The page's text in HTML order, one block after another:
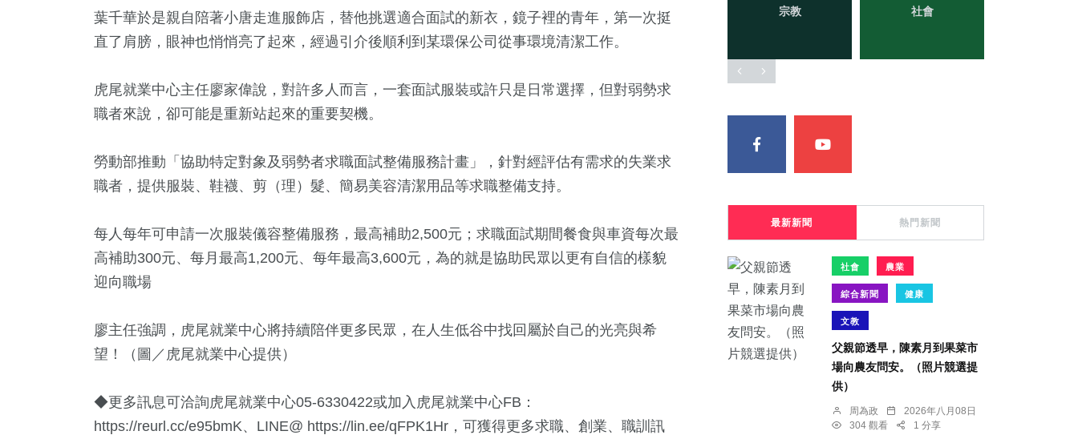
葉千華於是親自陪著小唐走進服飾店，替他挑選適合面試的新衣，鏡子裡的青年，第一次挺
直了肩膀，眼神也悄悄亮了起來，經過引介後順利到某環保公司從事環境清潔工作。
虎尾就業中心主任廖家偉說，對許多人而言，一套面試服裝或許只是日常選擇，但對弱勢求
職者來說，卻可能是重新站起來的重要契機。
勞動部推動「協助特定對象及弱勢者求職面試整備服務計畫」，針對經評估有需求的失業求
職者，提供服裝、鞋襪、剪（理）髮、簡易美容清潔用品等求職整備支持。
每人每年可申請一次服裝儀容整備服務，最高補助2,500元；求職面試期間餐食與車資每次最
高補助300元、每月最高1,200元、每年最高3,600元，為的就是協助民眾以更有自信的樣貌
迎向職場
廖主任強調，虎尾就業中心將持續陪伴更多民眾，在人生低谷中找回屬於自己的光亮與希
望！（圖／虎尾就業中心提供）
◆更多訊息可洽詢虎尾就業中心05-6330422或加入虎尾就業中心FB：
https://reurl.cc/e95bmK、LINE@ https://lin.ee/qFPK1Hr ，可獲得更多求職、創業、職訓訊
旅遊 大陸 宗教 社會
頭條 旅遊
最新新聞 熱門新聞
社會 農業
綜合新聞 健康
文教
父親節透早，陳素月到果菜市
場向農友問安。（照片競選提
供）
周為政
2026年八月08日
304 觀看
1 分享